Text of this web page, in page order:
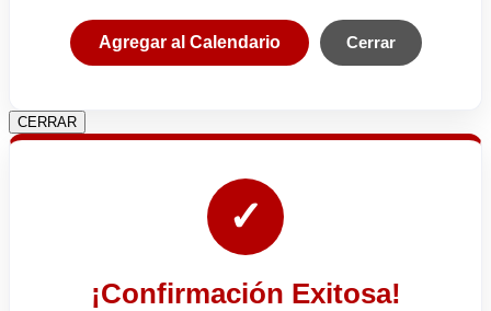
Agregar al Calendario Cerrar
CERRAR
✓
¡Confirmación Exitosa!